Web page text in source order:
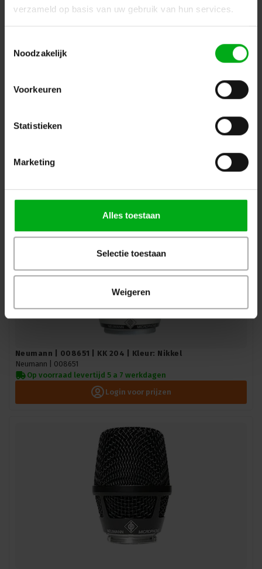
verzameld op basis van uw gebruik van hun services.
Noodzakelijk
Voorkeuren
Statistieken
Marketing
Alles toestaan
Selectie toestaan
Weigeren
Neumann | 008651 | KK 204 | Kleur: Nikkel
Neumann | 008651
Op voorraad levertijd 5 a 7 werkdagen
Login voor prijzen